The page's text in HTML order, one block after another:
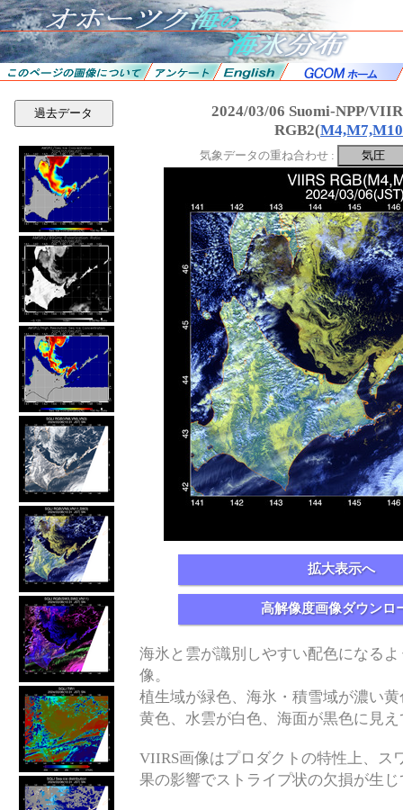
過去データ
2024/03/06 Suomi-NPP/
RGB2(M4,M7,M10
気象データの重ね合わせ :
拡大表示へ
高解像度画像ダウンロ
海氷と雲が識別しやすい配色になる
像。
植生域が緑色、海氷・積雪域が濃い
黄色、水雲が白色、海面が黒色に見
VIIRS画像はプロダクトの特性上、ス
果の影響でストライプ状の欠損が生